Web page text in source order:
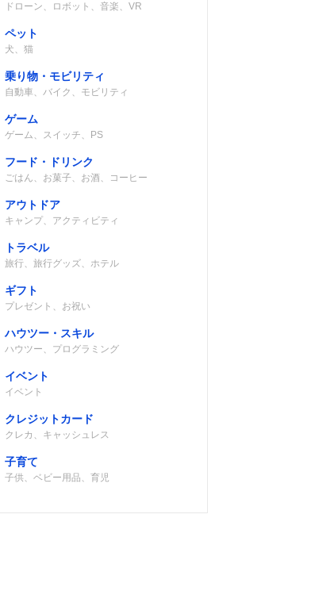
ドローン、ロボット、音楽、VR
ペット
犬、猫
乗り物・モビリティ
自動車、バイク、モビリティ
ゲーム
ゲーム、スイッチ、PS
フード・ドリンク
ごはん、お菓子、お酒、コーヒー
アウトドア
キャンプ、アクティビティ
トラベル
旅行、旅行グッズ、ホテル
ギフト
プレゼント、お祝い
ハウツー・スキル
ハウツー、プログラミング
イベント
イベント
クレジットカード
クレカ、キャッシュレス
子育て
子供、ベビー用品、育児